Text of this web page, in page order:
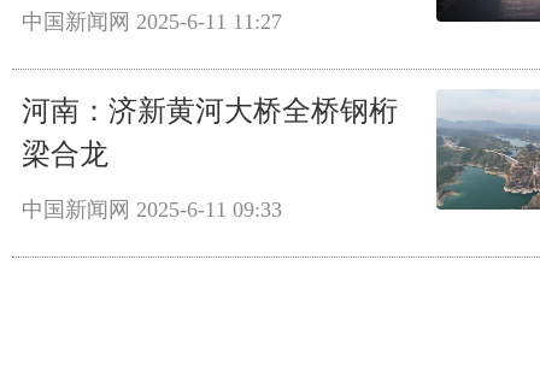
中国新闻网 2025-6-11 11:27
河南：济新黄河大桥全桥钢桁
梁合龙
中国新闻网 2025-6-11 09:33